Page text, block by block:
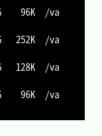
96K  /va
252K  /va
128K  /va
96K  /va